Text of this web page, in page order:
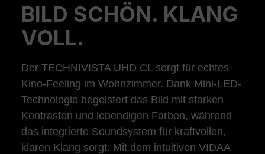
BILD SCHÖN. KLANG
VOLL.
Der TECHNIVISTA UHD CL sorgt für echtes
Kino-Feeling im Wohnzimmer. Dank Mini-LED-
Technologie begeistert das Bild mit starken
Kontrasten und lebendigen Farben, während
das integrierte Soundsystem für kraftvollen,
klaren Klang sorgt. Mit dem intuitiven VIDAA
Previous